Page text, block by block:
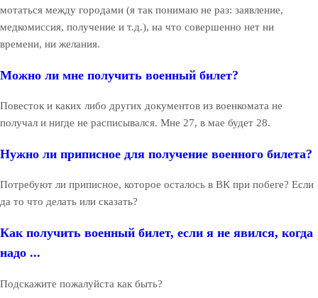
мотаться между городами (я так понимаю не раз: заявление,
медкомиссия, получение и т.д.), на что совершенно нет ни
времени, ни желания.
Можно ли мне получить военный билет?
Повесток и каких либо других документов из военкомата не
получал и нигде не расписывался. Мне 27, в мае будет 28.
Нужно ли приписное для получение военного билета?
Потребуют ли приписное, которое осталось в ВК при побеге? Если
да то что делать или сказать?
Как получить военный билет, если я не явился, когда
надо ...
Подскажите пожалуйста как быть?